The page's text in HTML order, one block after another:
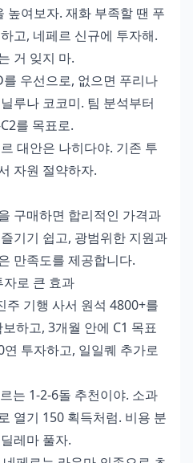
높여보자. 재화 부족할 땐 푸
고, 네페르 신규에 투자해.
거 잊지 마.
우선으로, 없으면 푸리나
루나 코코미. 팀 분석부터
를 목표로.
대안은 나히다야. 기존 투
자원 절약하자.
구매하면 합리적인 가격과
기기 쉽고, 광범위한 지원과
만족도를 제공합니다.
로 큰 효과
주 기행 사서 원석 4800+를
하고, 3개월 안에 C1 목표
투자하고, 일일퀘 추가로
는 1-2-6돌 추천이야. 소과
열기 150 획득처럼. 비용 분
레마 풀자.